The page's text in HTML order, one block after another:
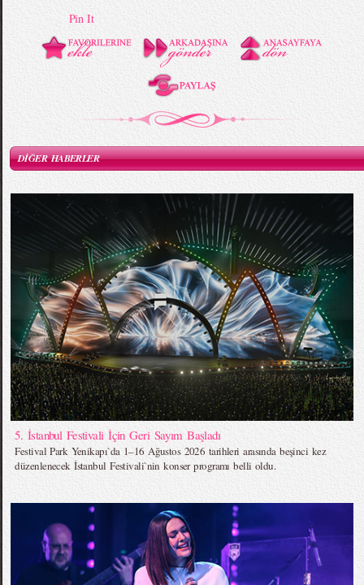
Pin It
DİĞER HABERLER
5. İstanbul Festivali İçin Geri Sayım Başladı
Festival Park Yenikapı`da 1–16 Ağustos 2026 tarihleri arasında beşinci kez
düzenlenecek İstanbul Festivali`nin konser programı belli oldu.